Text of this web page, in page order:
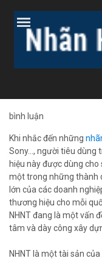
BẢO HỘ NHÃN
bình luận
Khi nhắc đến những
Sony..., người tiêu dùng
hiệu này được dùng cho
một trong những thành
lớn của các doanh
thương hiệu cho mỗi
NHNT đang là một vấn
tâm và dày công xây
NHNT là một tài sản